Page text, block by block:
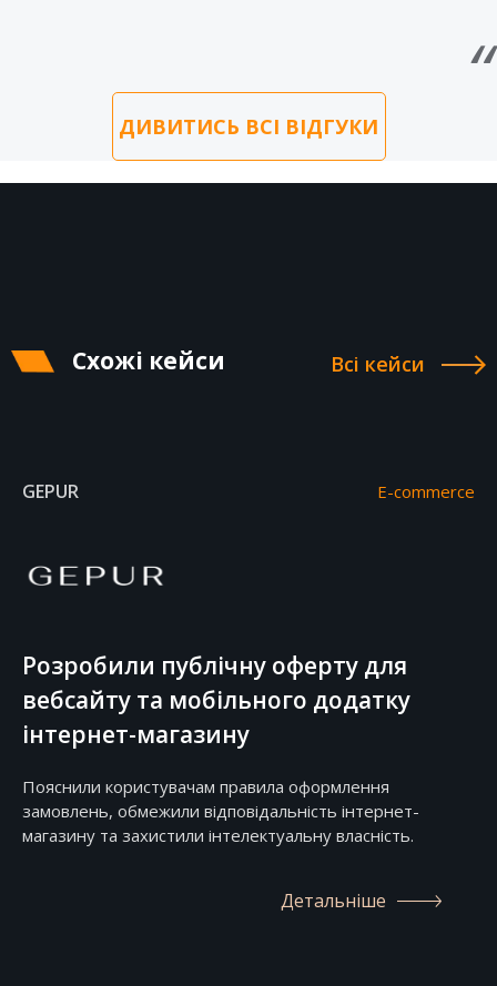
ДИВИТИСЬ ВСІ ВІДГУКИ
Схожі кейси Всі кейси
GEPUR E-commerce
Розробили публічну оферту для
вебсайту та мобільного додатку
інтернет-магазину
Пояснили користувачам правила оформлення
замовлень, обмежили відповідальність інтернет-
магазину та захистили інтелектуальну власність.
Детальніше